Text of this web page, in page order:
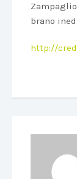
brano
http://